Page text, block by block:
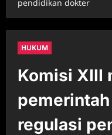
pendidikan dokter
HUKUM
Komisi XIII
regulasi